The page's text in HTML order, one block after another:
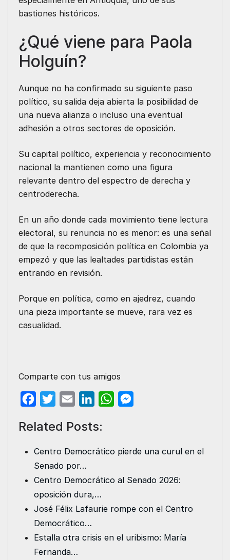
bastiones históricos.
¿Qué viene para Paola
Holguín?
Aunque no ha confirmado su siguiente paso
político, su salida deja abierta la posibilidad de
una nueva alianza o incluso una eventual
adhesión a otros sectores de oposición.
Su capital político, experiencia y reconocimiento
nacional la mantienen como una figura
relevante dentro del espectro de derecha y
centroderecha.
En un año donde cada movimiento tiene lectura
electoral, su renuncia no es menor: es una señal
de que la recomposición política en Colombia ya
empezó y que las lealtades partidistas están
entrando en revisión.
Porque en política, como en ajedrez, cuando
una pieza importante se mueve, rara vez es
casualidad.
Comparte con tus amigos
c
b
o
o
k
i
t
r
a
n
d
n
W
p
e
Related Posts:
Centro Democrático pierde una curul en el
Senado por…
Centro Democrático al Senado 2026:
oposición dura,…
José Félix Lafaurie rompe con el Centro
Democrático…
Estalla otra crisis en el uribismo: María
Fernanda…